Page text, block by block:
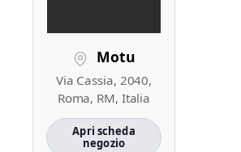
Motu
Via Cassia, 2040,
Roma, RM, Italia
Apri scheda
negozio